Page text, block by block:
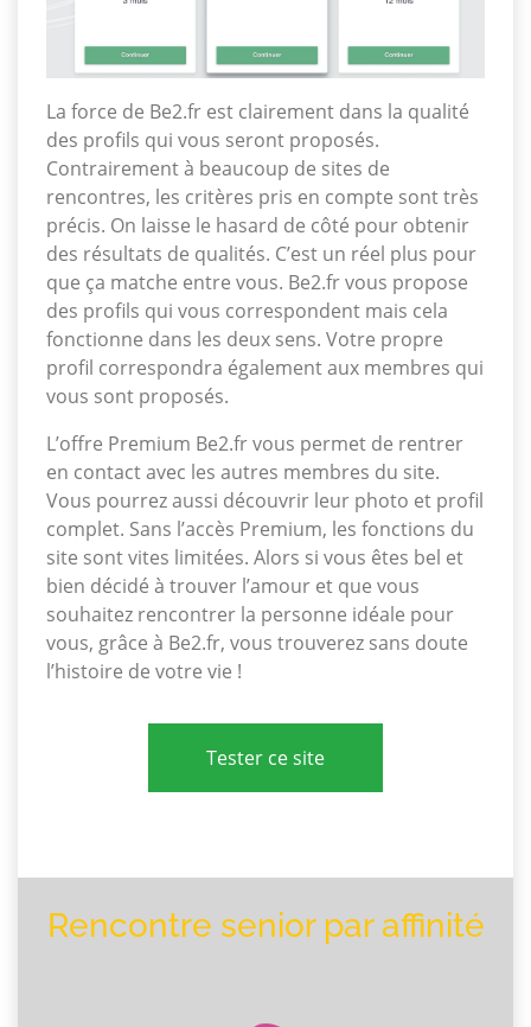
La force de Be2.fr est clairement dans la qualité
des profils qui vous seront proposés.
Contrairement à beaucoup de sites de
rencontres, les critères pris en compte sont très
précis. On laisse le hasard de côté pour obtenir
des résultats de qualités. C’est un réel plus pour
que ça matche entre vous. Be2.fr vous propose
des profils qui vous correspondent mais cela
fonctionne dans les deux sens. Votre propre
profil correspondra également aux membres qui
vous sont proposés.
L’offre Premium Be2.fr vous permet de rentrer
en contact avec les autres membres du site.
Vous pourrez aussi découvrir leur photo et profil
complet. Sans l’accès Premium, les fonctions du
site sont vites limitées. Alors si vous êtes bel et
bien décidé à trouver l’amour et que vous
souhaitez rencontrer la personne idéale pour
vous, grâce à Be2.fr, vous trouverez sans doute
l’histoire de votre vie !
Tester ce site
Rencontre senior par affinité